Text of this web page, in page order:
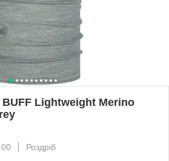
Lightweight Merino
Роздріб